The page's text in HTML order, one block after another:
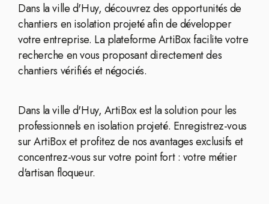
Dans la ville d'Huy, découvrez des opportunités de
chantiers en isolation projeté afin de développer
votre entreprise. La plateforme ArtiBox facilite votre
recherche en vous proposant directement des
chantiers vérifiés et négociés.
Dans la ville d'Huy, ArtiBox est la solution pour les
professionnels en isolation projeté. Enregistrez-vous
sur ArtiBox et profitez de nos avantages exclusifs et
concentrez-vous sur votre point fort : votre métier
d'artisan floqueur.